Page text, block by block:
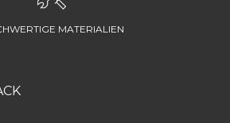
MATERIALIEN